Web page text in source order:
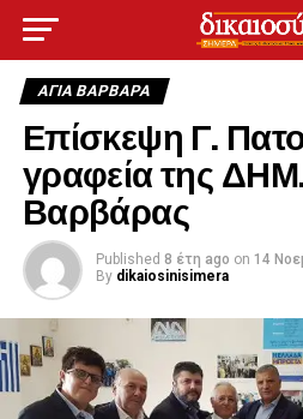
ΑΓΙΑ ΒΑΡΒΑΡΑ
Επίσκεψη Γ.
γραφεία της
Βαρβάρας
Published 8 έτη ago on 14
By dikaiosinisimera